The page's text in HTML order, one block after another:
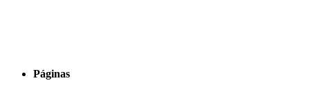
Páginas